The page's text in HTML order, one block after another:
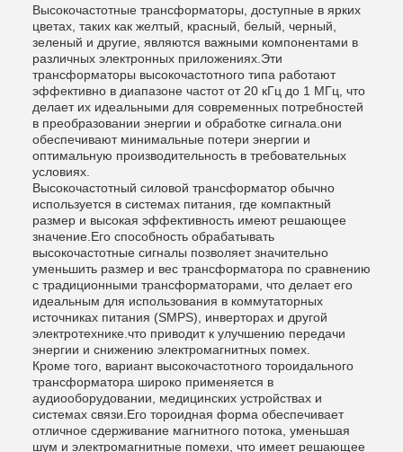
Высокочастотные трансформаторы, доступные в ярких
цветах, таких как желтый, красный, белый, черный,
зеленый и другие, являются важными компонентами в
различных электронных приложениях.Эти
трансформаторы высокочастотного типа работают
эффективно в диапазоне частот от 20 кГц до 1 МГц, что
делает их идеальными для современных потребностей
в преобразовании энергии и обработке сигнала.они
обеспечивают минимальные потери энергии и
оптимальную производительность в требовательных
условиях.
Высокочастотный силовой трансформатор обычно
используется в системах питания, где компактный
размер и высокая эффективность имеют решающее
значение.Его способность обрабатывать
высокочастотные сигналы позволяет значительно
уменьшить размер и вес трансформатора по сравнению
с традиционными трансформаторами, что делает его
идеальным для использования в коммутаторных
источниках питания (SMPS), инверторах и другой
электротехнике.что приводит к улучшению передачи
энергии и снижению электромагнитных помех.
Кроме того, вариант высокочастотного тороидального
трансформатора широко применяется в
аудиооборудовании, медицинских устройствах и
системах связи.Его тороидная форма обеспечивает
отличное сдерживание магнитного потока, уменьшая
шум и электромагнитные помехи, что имеет решающее